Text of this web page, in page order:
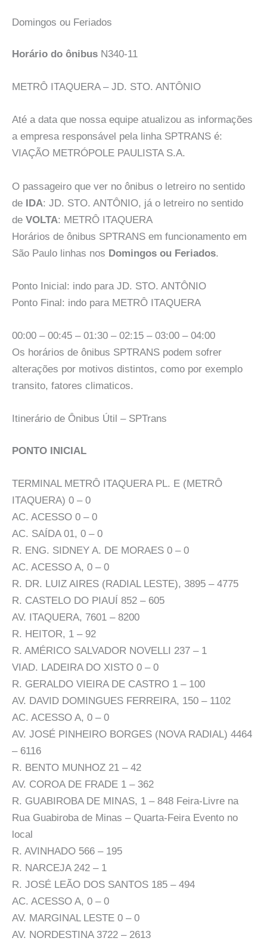
Domingos ou Feriados
Horário do ônibus N340-11
METRÔ ITAQUERA – JD. STO. ANTÔNIO
Até a data que nossa equipe atualizou as informações
a empresa responsável pela linha SPTRANS é:
VIAÇÃO METRÓPOLE PAULISTA S.A.
O passageiro que ver no ônibus o letreiro no sentido
de IDA: JD. STO. ANTÔNIO, já o letreiro no sentido
de VOLTA: METRÔ ITAQUERA
Horários de ônibus SPTRANS em funcionamento em
São Paulo linhas nos Domingos ou Feriados.
Ponto Inicial: indo para JD. STO. ANTÔNIO
Ponto Final: indo para METRÔ ITAQUERA
00:00 – 00:45 – 01:30 – 02:15 – 03:00 – 04:00
Os horários de ônibus SPTRANS podem sofrer
alterações por motivos distintos, como por exemplo
transito, fatores climaticos.
Itinerário de Ônibus Útil – SPTrans
PONTO INICIAL
TERMINAL METRÔ ITAQUERA PL. E (METRÔ
ITAQUERA) 0 – 0
AC. ACESSO 0 – 0
AC. SAÍDA 01, 0 – 0
R. ENG. SIDNEY A. DE MORAES 0 – 0
AC. ACESSO A, 0 – 0
R. DR. LUIZ AIRES (RADIAL LESTE), 3895 – 4775
R. CASTELO DO PIAUÍ 852 – 605
AV. ITAQUERA, 7601 – 8200
R. HEITOR, 1 – 92
R. AMÉRICO SALVADOR NOVELLI 237 – 1
VIAD. LADEIRA DO XISTO 0 – 0
R. GERALDO VIEIRA DE CASTRO 1 – 100
AV. DAVID DOMINGUES FERREIRA, 150 – 1102
AC. ACESSO A, 0 – 0
AV. JOSÉ PINHEIRO BORGES (NOVA RADIAL) 4464
– 6116
R. BENTO MUNHOZ 21 – 42
AV. COROA DE FRADE 1 – 362
R. GUABIROBA DE MINAS, 1 – 848 Feira-Livre na
Rua Guabiroba de Minas – Quarta-Feira Evento no
local
R. AVINHADO 566 – 195
R. NARCEJA 242 – 1
R. JOSÉ LEÃO DOS SANTOS 185 – 494
AC. ACESSO A, 0 – 0
AV. MARGINAL LESTE 0 – 0
AV. NORDESTINA 3722 – 2613